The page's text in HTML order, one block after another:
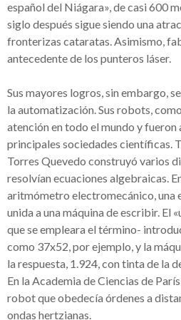
español del Niágara», de casi 600
siglo después sigue siendo una
fronterizas cataratas. Asimismo,
antecedente de los punteros láser.
Sus mayores logros, sin embargo,
la automatización. Sus robots,
atención en todo el mundo y fueron
principales sociedades científicas.
Torres Quevedo construyó varios
resolvían ecuaciones algebraicas.
aritmómetro electromecánico, una
unida a una máquina de escribir. El
que se empleara el término-
como 37x52, por ejemplo, y la
la respuesta, 1.924, con tinta de la
En la Academia de Ciencias de
robot que obedecía órdenes a
ondas hertzianas.